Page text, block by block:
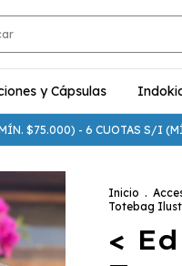
y Cápsulas
- 6 CUOTAS S/I (MÍN.
Inicio .
Totebag
<